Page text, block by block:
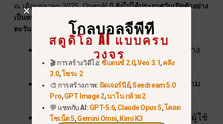
ณ เดือนตุลาคม 2025, OpenAI มียังไม่ได้ประกาศวันเปิดตัวอย่าง
เป็นทางการสำหรับซาอุดีอาระเบียหรือประเทศอื่น ๆ ใน
ตะวันออกกลาง
. การเปิดตัวอย่างเป็นทางการขึ้นอยู่กับ:
การปฏิบัติตามข้อบังคับท้องถิ่นและระหว่าง
ประเทศ
การขยายตัวและการควบคุมที่ประสบความ
สำเร็จในอเมริกาเหนือ
การขยายตัวอย่างค่อยเป็นค่อยไปสำหรับผู้ใช้
โกลบอลจีพีที
สตูดิโอ AI แบบครบ
วงจร
🎬 การสร้างวิดีโอ:ซีแดนซ์ 2.0,Veo 3.1,คลิง
3.0,โซระ 2
🎨 การสร้างภาพ: มิดเจอร์นีย์,Seedream 5.0
Pro,GPT Image 2,นาโน กล้วย 2
💬 แชทกับ AI: GPT-5.6, Claude Opus 5,โคลด
โซเน็ต 5,Gemini Omni, Kimi K3